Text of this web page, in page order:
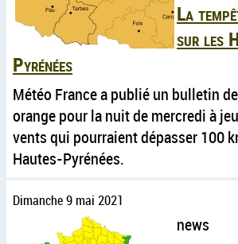
La
sur les
Pyrénées
Météo France a publié un bulletin
orange pour la nuit de mercredi à
vents qui pourraient dépasser 100
Hautes-Pyrénées.
Dimanche 9 mai 2021
news